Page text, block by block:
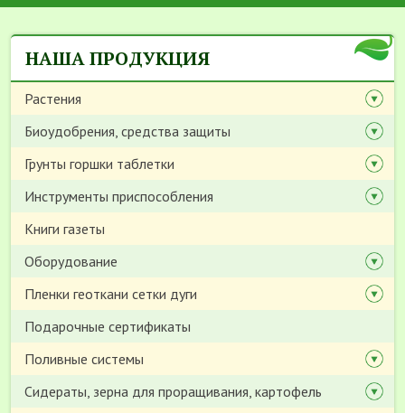
НАША ПРОДУКЦИЯ
Растения
Биоудобрения, средства защиты
Грунты горшки таблетки
Инструменты приспособления
Книги газеты
Оборудование
Пленки геоткани сетки дуги
Подарочные сертификаты
Поливные системы
Сидераты, зерна для проращивания, картофель